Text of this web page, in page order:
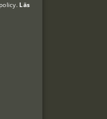
Läs